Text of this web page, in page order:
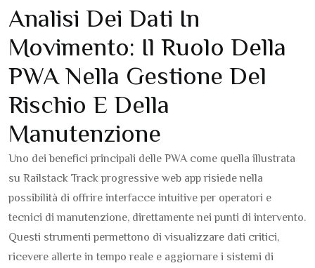
Analisi Dei Dati In
Movimento: Il Ruolo Della
PWA Nella Gestione Del
Rischio E Della
Manutenzione
Uno dei benefici principali delle PWA come quella illustrata
su Railstack Track progressive web app risiede nella
possibilità di offrire interfacce intuitive per operatori e
tecnici di manutenzione, direttamente nei punti di intervento.
Questi strumenti permettono di visualizzare dati critici,
ricevere allerte in tempo reale e aggiornare i sistemi di